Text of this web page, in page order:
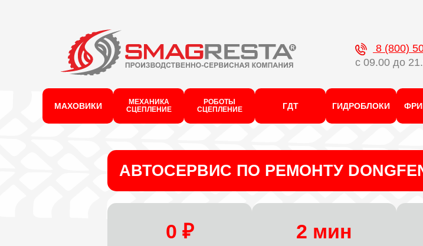
8 (800)
с 09.00 до
МАХОВИКИ
МЕХАНИКА
СЦЕПЛЕНИЕ
РОБОТЫ
СЦЕПЛЕНИЕ
ГДТ ГИДРОБЛОКИ
АВТОСЕРВИС ПО РЕМОНТУ
0 ₽ 2 мин